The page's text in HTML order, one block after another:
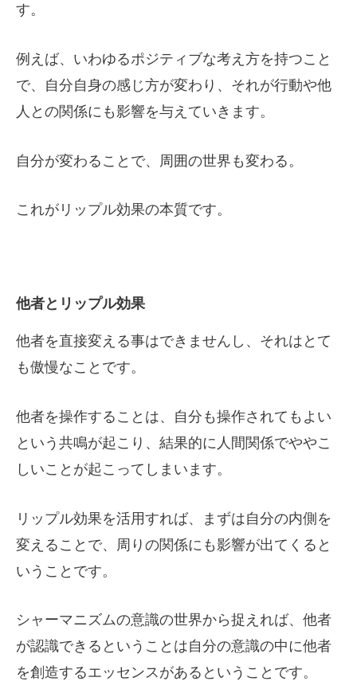
す。
例えば、いわゆるポジティブな考え方を持つこと
で、自分自身の感じ方が変わり、それが行動や他
人との関係にも影響を与えていきます。
自分が変わることで、周囲の世界も変わる。
これがリップル効果の本質です。
他者とリップル効果
他者を直接変える事はできませんし、それはとて
も傲慢なことです。
他者を操作することは、自分も操作されてもよい
という共鳴が起こり、結果的に人間関係でややこ
しいことが起こってしまいます。
リップル効果を活用すれば、まずは自分の内側を
変えることで、周りの関係にも影響が出てくると
いうことです。
シャーマニズムの意識の世界から捉えれば、他者
が認識できるということは自分の意識の中に他者
を創造するエッセンスがあるということです。